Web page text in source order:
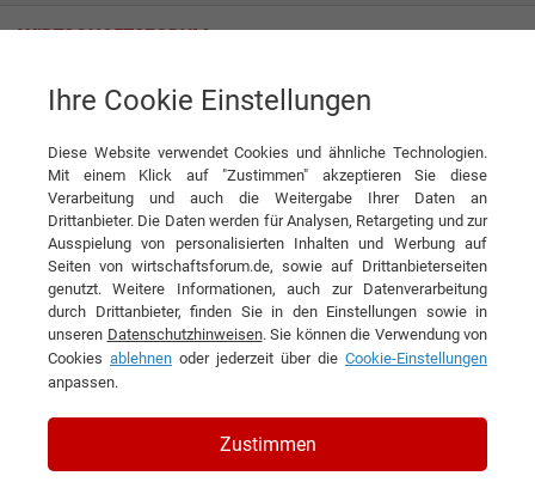
Tag
Tagwords
Liste aller Ergebnisse zu Ihrem Tag
2 4 5 6 7 8 9 10
....
Filtern nach Kategorie:
Ihre Cookie Einstellungen
Diese Website verwendet Cookies und ähnliche Technologien.
Mit einem Klick auf "Zustimmen" akzeptieren Sie diese
Verarbeitung und auch die Weitergabe Ihrer Daten an
Drittanbieter. Die Daten werden für Analysen, Retargeting und zur
Ausspielung von personalisierten Inhalten und Werbung auf
Seiten von wirtschaftsforum.de, sowie auf Drittanbieterseiten
genutzt. Weitere Informationen, auch zur Datenverarbeitung
durch Drittanbieter, finden Sie in den Einstellungen sowie in
unseren Datenschutzhinweisen. Sie können die Verwendung von
Cookies ablehnen oder jederzeit über die Cookie-Einstellungen
anpassen.
Zustimmen